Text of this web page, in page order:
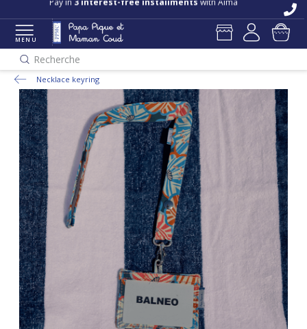
MENU
Recherche
Necklace keyring